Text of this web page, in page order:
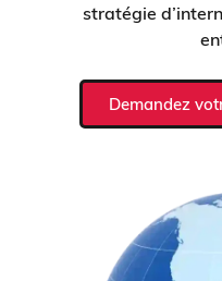
stratégie
Demandez